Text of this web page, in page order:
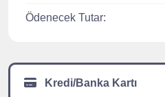
Ödenecek Tutar:
Kredi/Banka Kartı